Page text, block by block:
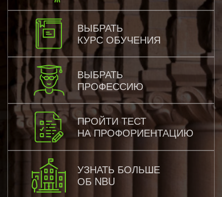
ВЫБРАТЬ
КУРС ОБУЧЕНИЯ
ВЫБРАТЬ
ПРОФЕССИЮ
ПРОЙТИ ТЕСТ
НА ПРОФОРИЕНТАЦИЮ
УЗНАТЬ БОЛЬШЕ
ОБ NBU